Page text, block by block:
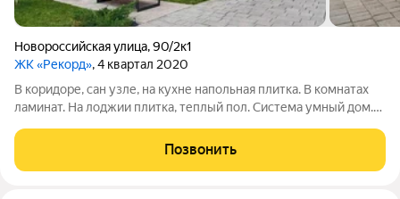
Новороссийская улица,90/2к1
ЖК «Рекорд», 4 квартал 2020
В коридоре, сан узле, на кухне напольная плитка. В комнатах
ламинат. На лоджии плитка, теплый пол. Система умный дом.
Закрытый двор, закрытая парковка. Можно ипотека, ипотека
без ПВ, мат капитал.
Позвонить